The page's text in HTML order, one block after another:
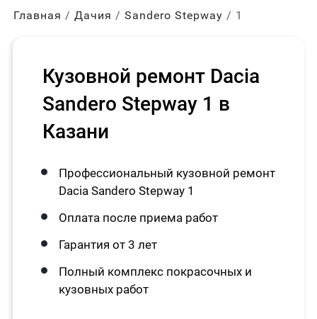
Главная Дачия Sandero Stepway 1
Кузовной ремонт Dacia
Sandero Stepway 1 в
Казани
Профессиональный кузовной ремонт
Dacia Sandero Stepway 1
Оплата после приема работ
Гарантия от 3 лет
Полный комплекс покрасочных и
кузовных работ